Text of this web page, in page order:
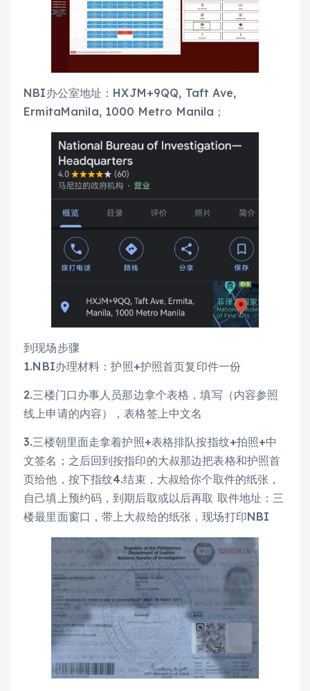
NBI办公室地址：HXJM+9QQ, Taft Ave,
ErmitaManila, 1000 Metro Manila；
到现场步骤
1.NBI办理材料：护照+护照首页复印件一份
2.三楼门口办事人员那边拿个表格，填写（内容参照
线上申请的内容），表格签上中文名
3.三楼朝里面走拿着护照+表格排队按指纹+拍照+中
文签名；之后回到按指印的大叔那边把表格和护照首
页给他，按下指纹4.结束，大叔给你个取件的纸张，
自己填上预约码，到期后取或以后再取 取件地址：三
楼最里面窗口，带上大叔给的纸张，现场打印NBI